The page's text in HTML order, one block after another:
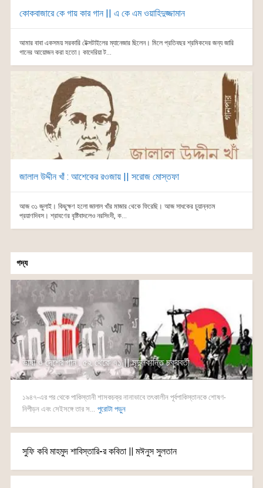
কোকবাজারে কে গায় কার গান || এ কে এম ওয়াহিদুজ্জামান
আমার বাবা একসময় সরকারি টেক্সটাইলের ম্যানেজার ছিলেন। মিলে প্রতিবছর শ্রমিকদের জন্য জারি
গানের আয়োজন করা হতো। কাদেরিয়া ট...
জালাল উদ্দীন খাঁ : আশেকের রওজায় || সরোজ মোস্তফা
আজ ৩১ জুলাই। কিছুক্ষণ হলো জালাল খাঁর মাজার থেকে ফিরেছি। আজ সাধকের চুয়ান্নতম
প্রয়াণদিবস। শ্রাবণের বৃষ্টিবাদলেও নরসিংদী, ক...
গদ্য
ভাষা ও দেশের গান : ৫২ থেকে ৭১ || মৃদুলকান্তি চক্রবর্তী
১৯৪৭-এর পর থেকে পাকিস্তানী শাসকচক্র নানাভাবে তৎকালীন পূর্বপাকিস্তানকে শোষণ-
নিপীড়ন এবং সেইসঙ্গে তার স... পুরোটা পড়ুন
সুফি কবি মাহমুদ শাবিস্তারি-র কবিতা || মঈনুস সুলতান